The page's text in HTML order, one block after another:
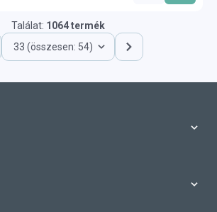
Találat: 1064 termék
33 (összesen: 54)